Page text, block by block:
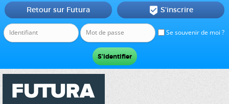
Se souvenir de moi ?
Retour sur Futura  S'inscrire